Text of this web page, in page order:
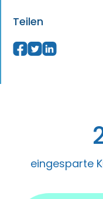
Teilen
eingesparte